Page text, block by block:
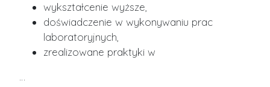
wykształcenie wyższe,
doświadczenie w wykonywaniu prac
laboratoryjnych,
zrealizowane praktyki w
…